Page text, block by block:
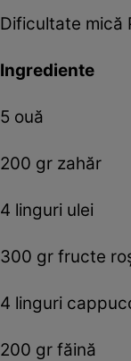
Dificultate mică
Ingrediente
5 ouă
200 gr zahăr
4 linguri ulei
300 gr fructe
4 linguri
200 gr făină